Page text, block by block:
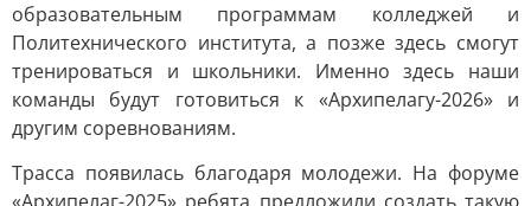
образовательным программам колледжей и
Политехнического института, а позже здесь смогут
тренироваться и школьники. Именно здесь наши
команды будут готовиться к «Архипелагу-2026» и
другим соревнованиям.
Трасса появилась благодаря молодежи. На форуме